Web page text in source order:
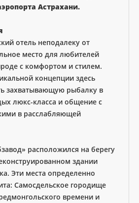
Астрахани.
отель неподалеку от
место для любителей
с комфортом и стилем.
концепции здесь
захватывающую рыбалку в
люкс-класса и общение с
в расслабляющей
расположился на берегу
здании
Эти места определенно
Самосдельское городище
времени и